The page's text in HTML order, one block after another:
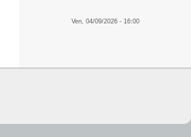
Ven, 04/09/2026 - 16:00